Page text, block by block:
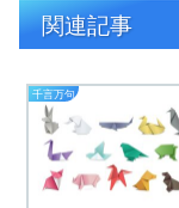
関連記事
千言万句